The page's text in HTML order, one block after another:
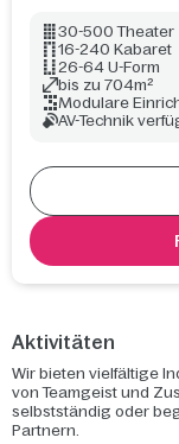
30-500 Theater
16-240 Kabaret
26-64 U-Form
bis zu 704m²
Modulare
AV-Technik
Aktivitäten
Wir bieten vielfältige
von Teamgeist und
selbstständig oder
Partnern.